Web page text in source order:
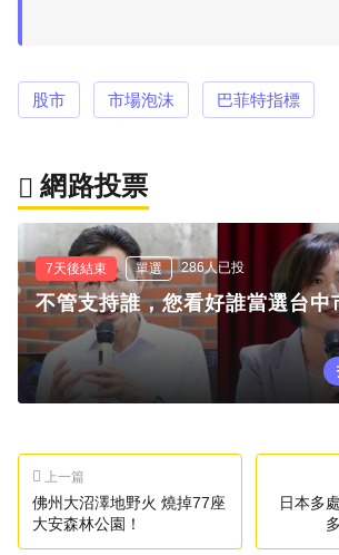
股市 市場泡沫 巴菲特指標
網路投票
7天後結束 單選 286人已投
不管支持誰，您看好誰當選台中
上一篇
佛州大沼澤地野火 燒掉77座
大安森林公園！
日本多